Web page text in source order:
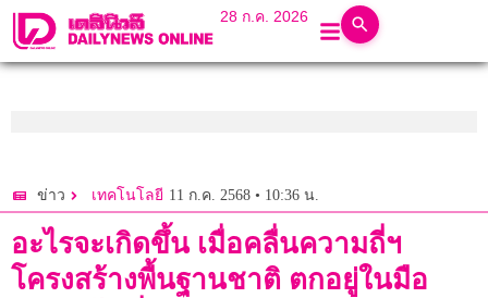
28 ก.ค. 2026
ข่าว เทคโนโลยี 11 ก.ค. 2568 • 10:36 น.
อะไรจะเกิดขึ้น เมื่อคลื่นความถี่ฯ
โครงสร้างพื้นฐานชาติ ตกอยู่ในมือ